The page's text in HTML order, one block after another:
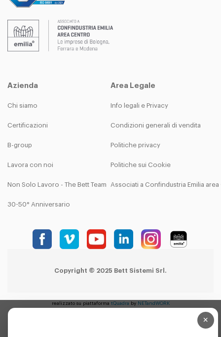
Azienda
Chi siamo
Certificazioni
B-group
Lavora con noi
Non Solo Lavoro - The Bett Team
30-50° Anniversario
Area Legale
Info legali e Privacy
Condizioni generali di vendita
Politiche privacy
Politiche sui Cookie
Associati a Confindustria Emilia
Copyright © 2025 Bett Sistemi Srl.
×
realizzato su piattaforma tQuadra by NETandWORK